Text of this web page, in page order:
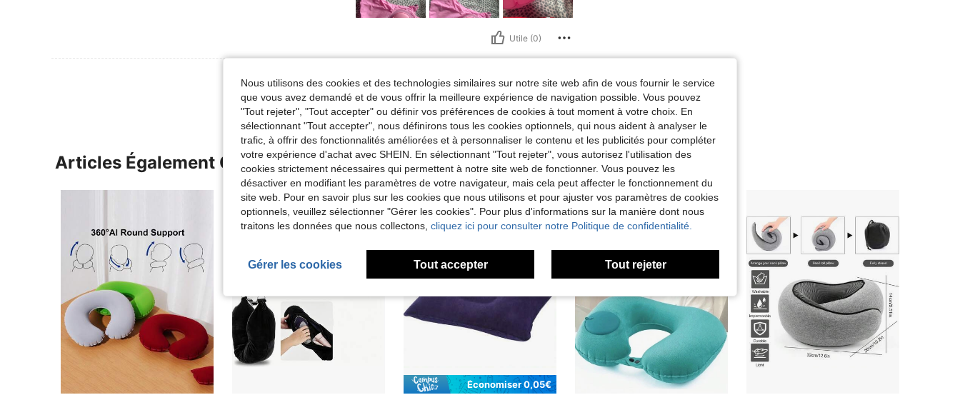
Utile (0)
Articles Également Consultés
Économiser 0,05€
Nous utilisons des cookies et des technologies similaires sur notre site web afin de vous fournir le service
que vous avez demandé et de vous offrir la meilleure expérience de navigation possible. Vous pouvez
"Tout rejeter", "Tout accepter" ou définir vos préférences de cookies à tout moment à votre choix. En
sélectionnant "Tout accepter", nous définirons tous les cookies optionnels, qui nous aident à analyser le
trafic, à offrir des fonctionnalités améliorées et à personnaliser le contenu et les publicités pour compléter
votre expérience d'achat avec SHEIN. En sélectionnant "Tout rejeter", vous autorisez l'utilisation des
cookies strictement nécessaires qui permettent à notre site web de fonctionner. Vous pouvez les
désactiver en modifiant les paramètres de votre navigateur, mais cela peut affecter le fonctionnement du
site web. Pour en savoir plus sur les cookies que nous utilisons et pour ajuster vos paramètres de cookies
optionnels, veuillez sélectionner "Gérer les cookies". Pour plus d'informations sur la manière dont nous
traitons les données que nous collectons, cliquez ici pour consulter notre Politique de confidentialité.
Gérer les cookies Tout accepter Tout rejeter